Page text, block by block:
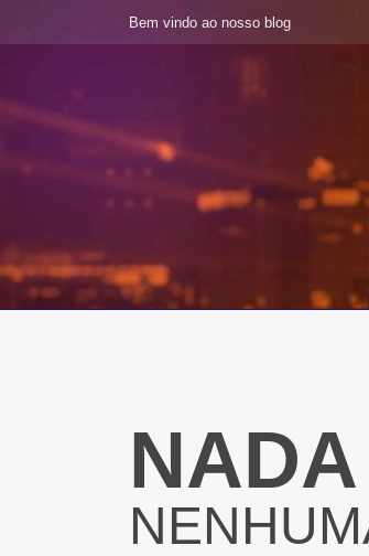
Bem vindo ao nosso blog